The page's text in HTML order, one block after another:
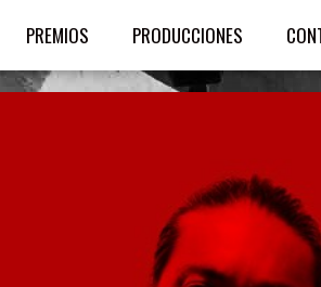
PREMIOS PRODUCCIONES